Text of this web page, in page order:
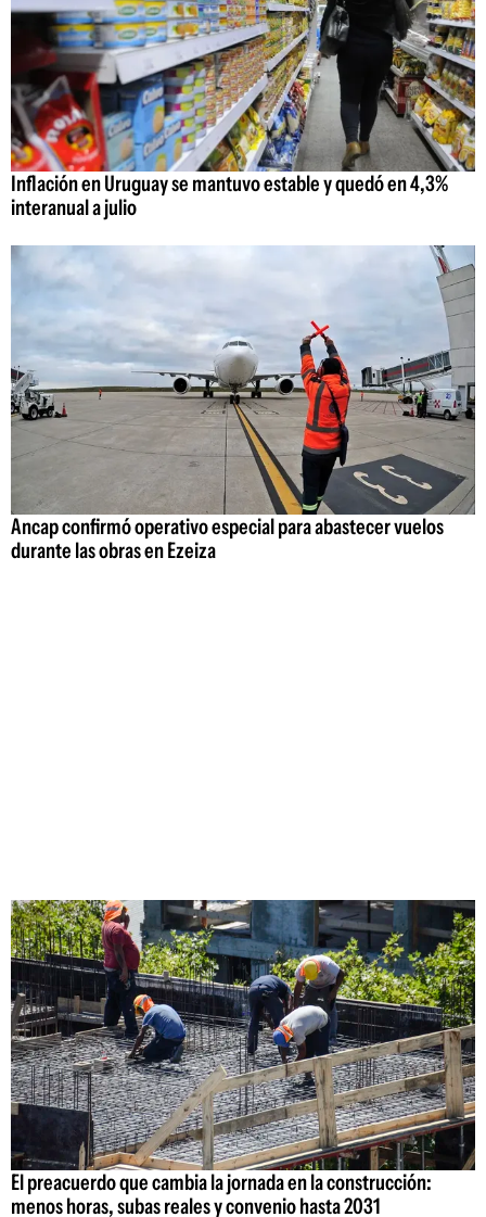
Inflación en Uruguay se mantuvo estable y quedó en 4,3%
interanual a julio
Ancap confirmó operativo especial para abastecer vuelos
durante las obras en Ezeiza
El preacuerdo que cambia la jornada en la construcción:
menos horas, subas reales y convenio hasta 2031